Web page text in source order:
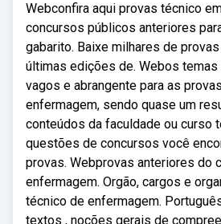
Webconfira aqui provas técnico
concursos públicos anteriores
gabarito. Baixe milhares de
últimas edições de. Webos
vagos e abrangente para as
enfermagem, sendo quase um
conteúdos da faculdade ou curso
questões de concursos você
provas. Webprovas anteriores do
enfermagem. Orgão, cargos e
técnico de enfermagem.
textos , noções gerais de